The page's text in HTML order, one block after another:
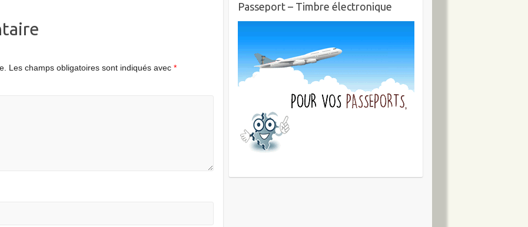
Les champs obligatoires sont indiqués avec*
Passeport – Timbre électronique